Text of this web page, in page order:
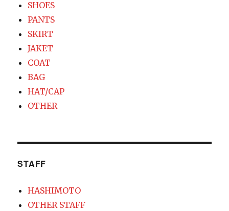
SHOES
PANTS
SKIRT
JAKET
COAT
BAG
HAT/CAP
OTHER
STAFF
HASHIMOTO
OTHER STAFF